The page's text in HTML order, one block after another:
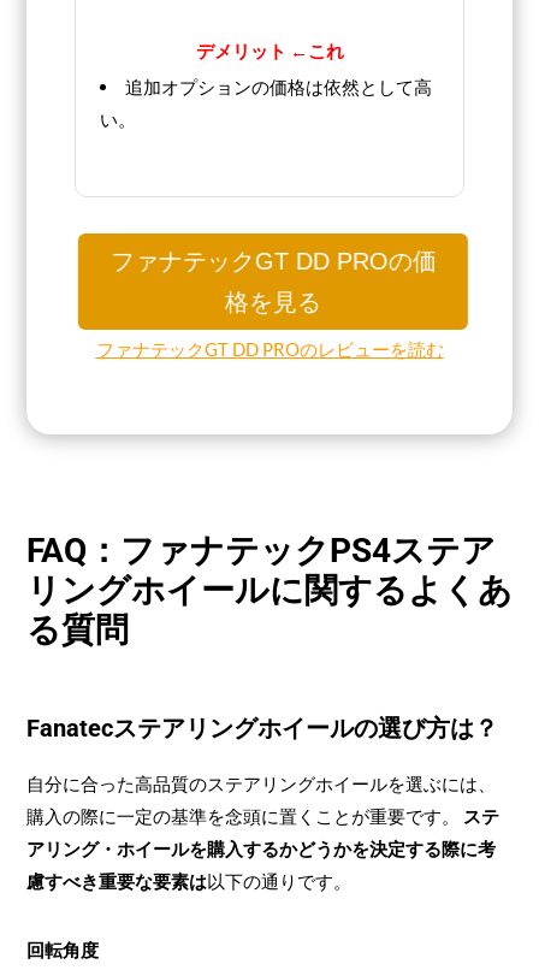
デメリット ←これ
追加オプションの価格は依然として高
い。
ファナテックGT DD PROの価
格を見る
ファナテックGT DD PROのレビューを読む
FAQ：ファナテックPS4ステア
リングホイールに関するよくあ
る質問
Fanatecステアリングホイールの選び方は？
自分に合った高品質のステアリングホイールを選ぶには、
購入の際に一定の基準を念頭に置くことが重要です。
ステ
アリング・ホイールを購入するかどうかを決定する際に考
慮すべき重要な要素は以下の通りです。
回転角度